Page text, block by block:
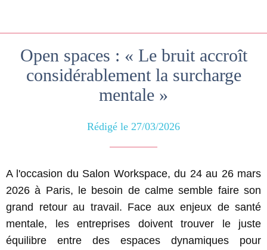
Open spaces : « Le bruit accroît
considérablement la surcharge
mentale »
Rédigé le 27/03/2026
A l'occasion du Salon Workspace, du 24 au 26 mars
2026 à Paris, le besoin de calme semble faire son
grand retour au travail. Face aux enjeux de santé
mentale, les entreprises doivent trouver le juste
équilibre entre des espaces dynamiques pour